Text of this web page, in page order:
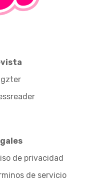
de privacidad
de servicio